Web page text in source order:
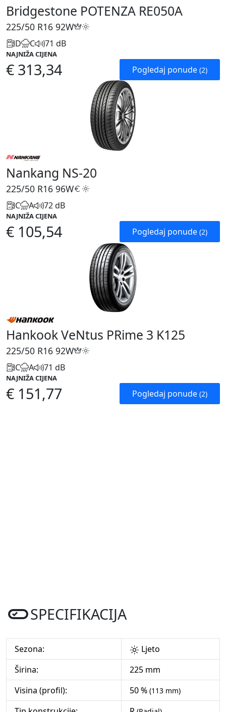
Bridgestone POTENZA RE050A
225/50 R16 92W
D C 71 dB
NAJNIŽA CIJENA
€ 313,34 Pogledaj ponude (2)
Nankang NS-20
225/50 R16 96W
C A 72 dB
NAJNIŽA CIJENA
€ 105,54 Pogledaj ponude (2)
Hankook VeNtus PRime 3 K125
225/50 R16 92W
C A 71 dB
NAJNIŽA CIJENA
€ 151,77 Pogledaj ponude (2)
SPECIFIKACIJA
Sezona:
Ljeto
Širina:
225 mm
Visina (profil):
50 % (113 mm)